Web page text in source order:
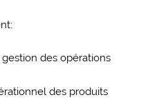
gestion des opérations
des produits